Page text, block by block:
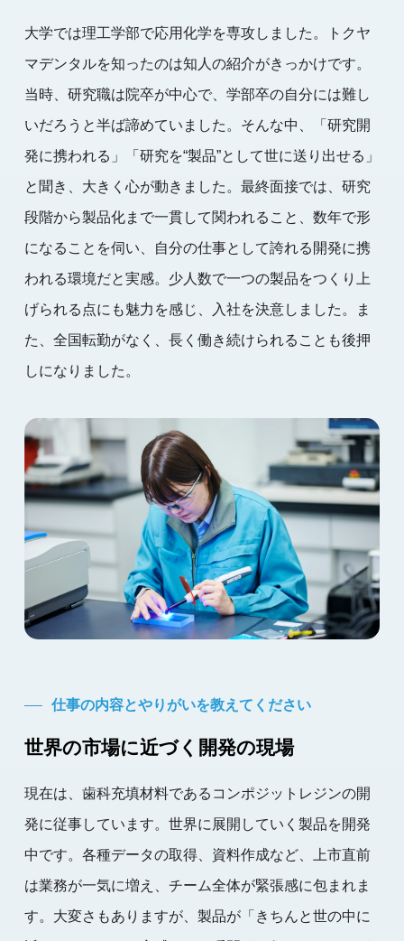
大学では理工学部で応用化学を専攻しました。トクヤ
マデンタルを知ったのは知人の紹介がきっかけです。
当時、研究職は院卒が中心で、学部卒の自分には難し
いだろうと半ば諦めていました。そんな中、「研究開
発に携われる」「研究を“製品”として世に送り出せる」
と聞き、大きく心が動きました。最終面接では、研究
段階から製品化まで一貫して関われること、数年で形
になることを伺い、自分の仕事として誇れる開発に携
われる環境だと実感。少人数で一つの製品をつくり上
げられる点にも魅力を感じ、入社を決意しました。ま
た、全国転勤がなく、長く働き続けられることも後押
しになりました。
仕事の内容とやりがいを教えてください
世界の市場に近づく開発の現場
現在は、歯科充填材料であるコンポジットレジンの開
発に従事しています。世界に展開していく製品を開発
中です。各種データの取得、資料作成など、上市直前
は業務が一気に増え、チーム全体が緊張感に包まれま
す。大変さもありますが、製品が「きちんと世の中に